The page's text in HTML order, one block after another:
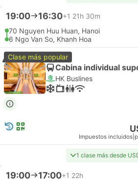
19:00 16:30+1 21h 30m
70 Nguyen Huu Huan, Hanoi
6 Ngo Van So, Khanh Hoa
Clase más popular
Cabina individual
HK Buslines
Impuestos incluidos
1 clase más desde
19:00 17:00+1 22h